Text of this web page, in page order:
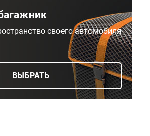
своего автомобиля
ВЫБРАТЬ